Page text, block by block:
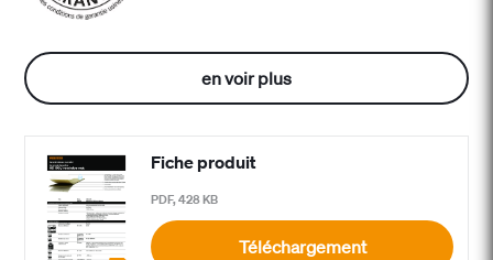
en voir plus
Fiche produit
PDF, 428 KB
Téléchargement